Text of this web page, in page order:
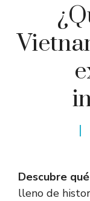
Descubre
lleno de